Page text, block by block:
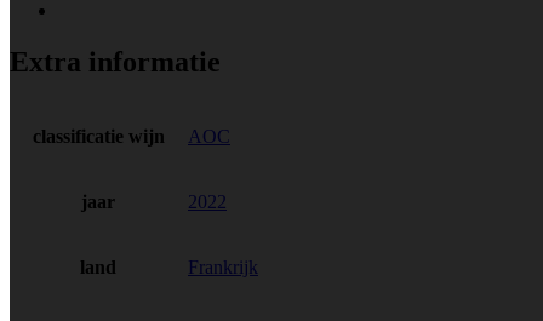
Extra informatie
classificatie wijn AOC
jaar 2022
land Frankrijk